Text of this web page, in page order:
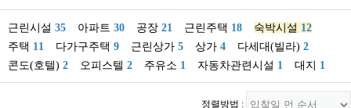
근린시설 35 아파트 30 공장 21 근린주택 18 숙박시설 12
주택 11 다가구주택 9 근린상가 5 상가 4 다세대(빌라) 2
콘도(호텔) 2 오피스텔 2 주유소 1 자동차관련시설 1 대지 1
정렬방법 :